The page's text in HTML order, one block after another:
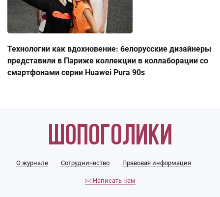
Технологии как вдохновение: белорусские дизайнеры
представили в Париже коллекции в коллаборации со
смартфонами серии Huawei Pura 90s
О журнале Сотрудничество Правовая информация
Написать нам